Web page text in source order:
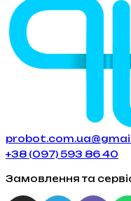
+38 (097) 593 86 40
Замовлення та